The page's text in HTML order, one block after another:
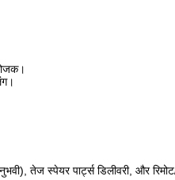
तेज स्पेयर पार्ट्स डिलीवरी, और